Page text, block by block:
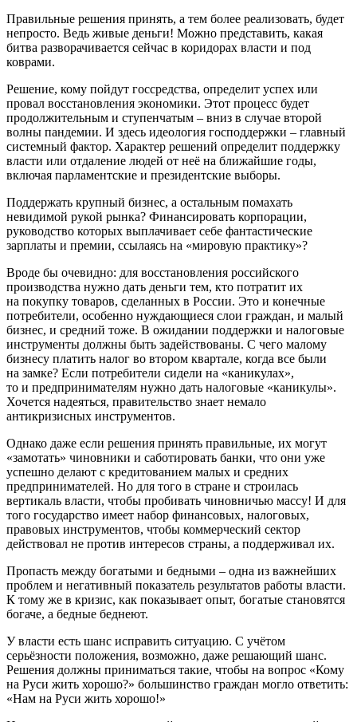
Правильные решения принять, а тем более реализовать, будет
непросто. Ведь живые деньги! Можно представить, какая
битва разворачивается сейчас в коридорах власти и под
коврами.
Решение, кому пойдут госсредства, определит успех или
провал восстановления экономики. Этот процесс будет
продолжительным и ступенчатым – вниз в случае второй
волны пандемии. И здесь идеология господдержки – главный
системный фактор. Характер решений определит поддержку
власти или отдаление людей от неё на ближайшие годы,
включая парламентские и президентские выборы.
Поддержать крупный бизнес, а остальным помахать
невидимой рукой рынка? Финансировать корпорации,
руководство которых выплачивает себе фантастические
зарплаты и премии, ссылаясь на «мировую практику»?
Вроде бы очевидно: для восстановления российского
производства нужно дать деньги тем, кто потратит их
на покупку товаров, сделанных в России. Это и конечные
потребители, особенно нуждающиеся слои граждан, и малый
бизнес, и средний тоже. В ожидании поддержки и налоговые
инструменты должны быть задействованы. С чего малому
бизнесу платить налог во втором квартале, когда все были
на замке? Если потребители сидели на «каникулах»,
то и предпринимателям нужно дать налоговые «каникулы».
Хочется надеяться, правительство знает немало
антикризисных инструментов.
Однако даже если решения принять правильные, их могут
«замотать» чиновники и саботировать банки, что они уже
успешно делают с кредитованием малых и средних
предпринимателей. Но для того в стране и строилась
вертикаль власти, чтобы пробивать чиновничью массу! И для
того государство имеет набор финансовых, налоговых,
правовых инструментов, чтобы коммерческий сектор
действовал не против интересов страны, а поддерживал их.
Пропасть между богатыми и бедными – одна из важнейших
проблем и негативный показатель результатов работы власти.
К тому же в кризис, как показывает опыт, богатые становятся
богаче, а бедные беднеют.
У власти есть шанс исправить ситуацию. С учётом
серьёзности положения, возможно, даже решающий шанс.
Решения должны приниматься такие, чтобы на вопрос «Кому
на Руси жить хорошо?» большинство граждан могло ответить:
«Нам на Руси жить хорошо!»